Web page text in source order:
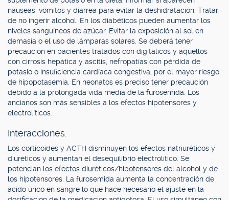
náuseas, vómitos y diarrea para evitar la deshidratación. Tratar
de no ingerir alcohol. En los diabéticos pueden aumentar los
niveles sanguíneos de azúcar. Evitar la exposición al sol en
demasía o el uso de lámparas solares. Se deberá tener
precaución en pacientes tratados con digitálicos y aquellos
con cirrosis hepática y ascitis, nefropatías con pérdida de
potasio o insuficiencia cardíaca congestiva, por el mayor riesgo
de hipopotasemia. En neonatos es preciso tener precaución
debido a la prolongada vida media de la furosemida. Los
ancianos son más sensibles a los efectos hipotensores y
electrolíticos.
Interacciones.
Los corticoides y ACTH disminuyen los efectos natriuréticos y
diuréticos y aumentan el desequilibrio electrolítico. Se
potencian los efectos diuréticos/hipotensores del alcohol y de
los hipotensores. La furosemida aumenta la concentración de
ácido úrico en sangre lo que hace necesario el ajuste en la